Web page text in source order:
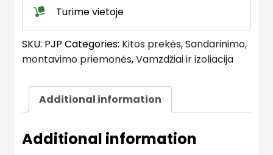
Turime vietoje
SKU: PJP Categories: Kitos prekės,Sandarinimo,
montavimo priemonės,Vamzdžiai ir izoliacija
Additional information
Additional information